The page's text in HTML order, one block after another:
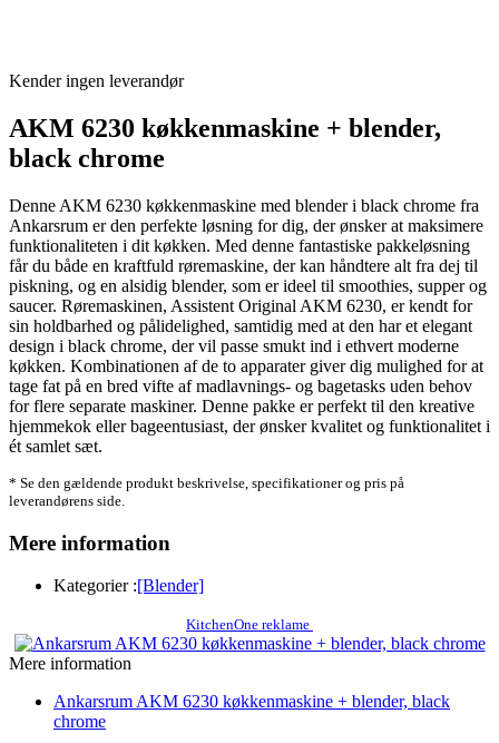
Kender ingen leverandør
AKM 6230 køkkenmaskine + blender,
black chrome
Denne AKM 6230 køkkenmaskine med blender i black chrome fra
Ankarsrum er den perfekte løsning for dig, der ønsker at maksimere
funktionaliteten i dit køkken. Med denne fantastiske pakkeløsning
får du både en kraftfuld røremaskine, der kan håndtere alt fra dej til
piskning, og en alsidig blender, som er ideel til smoothies, supper og
saucer. Røremaskinen, Assistent Original AKM 6230, er kendt for
sin holdbarhed og pålidelighed, samtidig med at den har et elegant
design i black chrome, der vil passe smukt ind i ethvert moderne
køkken. Kombinationen af de to apparater giver dig mulighed for at
tage fat på en bred vifte af madlavnings- og bagetasks uden behov
for flere separate maskiner. Denne pakke er perfekt til den kreative
hjemmekok eller bageentusiast, der ønsker kvalitet og funktionalitet i
ét samlet sæt.
* Se den gældende produkt beskrivelse, specifikationer og pris på
leverandørens side.
Mere information
Kategorier :[Blender]
KitchenOne reklame
Mere information
Ankarsrum AKM 6230 køkkenmaskine + blender, black
chrome